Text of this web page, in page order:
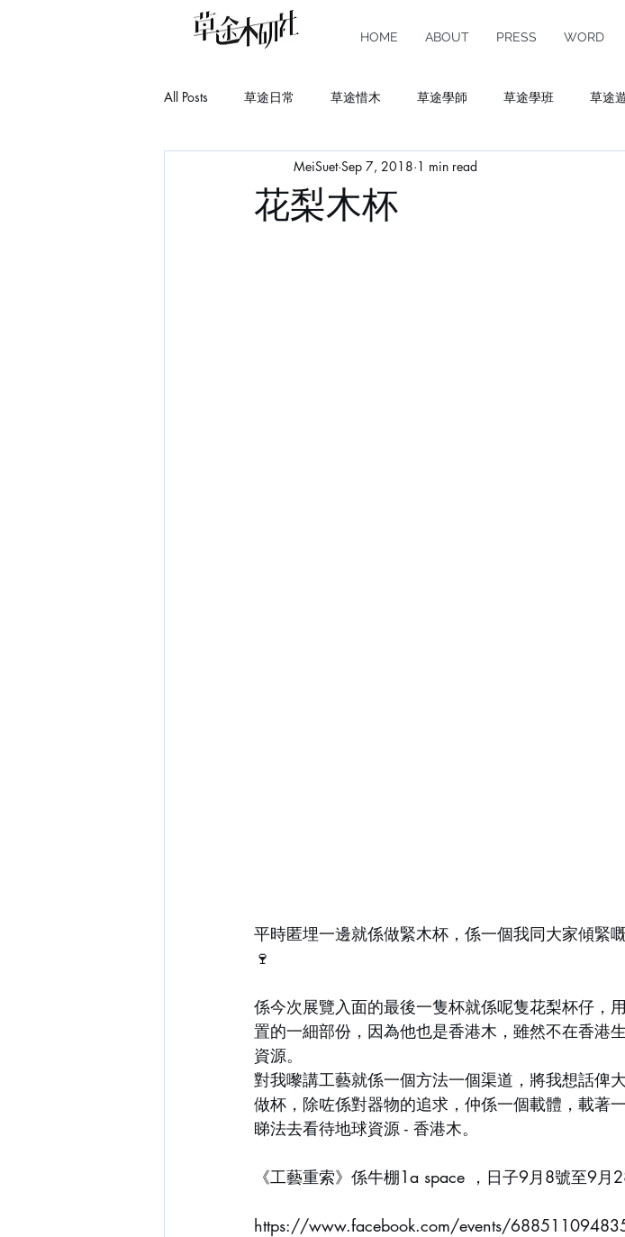
HOME ABOUT PRESS WORD
All Posts 草途日常 草途惜木 草途學師 草途學班 草途
Learn Culture
花梨木杯
MeiSuet Sep 7, 2018 1 min read
平時匿埋一邊就係做緊木杯，係一個我同大家傾緊
🍷
係今次展覽入面的最後一隻杯就係呢隻花梨杯仔，
置的一細部份，因為他也是香港木，雖然不在香港
資源。
對我嚟講工藝就係一個方法一個渠道，將我想話俾
做杯，除咗係對器物的追求，仲係一個載體，載著
睇法去看待地球資源 - 香港木。
《工藝重索》係牛棚1a space ，日子9月8號至9月
https://www.facebook.com/events/